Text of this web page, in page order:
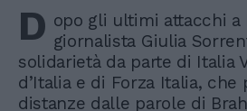
D opo gli ultimi attacchi a
giornalista Giulia
solidarietà da parte di Italia
d’Italia e di Forza Italia,
distanze dalle parole di